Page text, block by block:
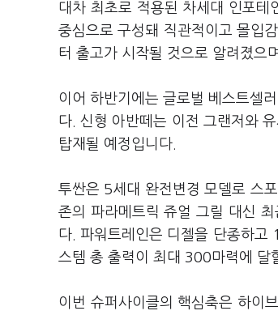
대차 최초로 적용된 차세대 인포테
중심으로 구성돼 직관적이고 몰입
터 출고가 시작될 것으로 알려졌으
이어 하반기에는 글로벌 베스트셀
다. 신형 아반떼는 이전 그랜저와
탑재될 예정입니다.
투싼은 5세대 완전변경 모델로 스
존의 파라메트릭 쥬얼 그릴 대신
다. 파워트레인은 디젤을 단종하고
스템 총 출력이 최대 300마력에 달
이번 슈퍼사이클의 핵심축은 하이